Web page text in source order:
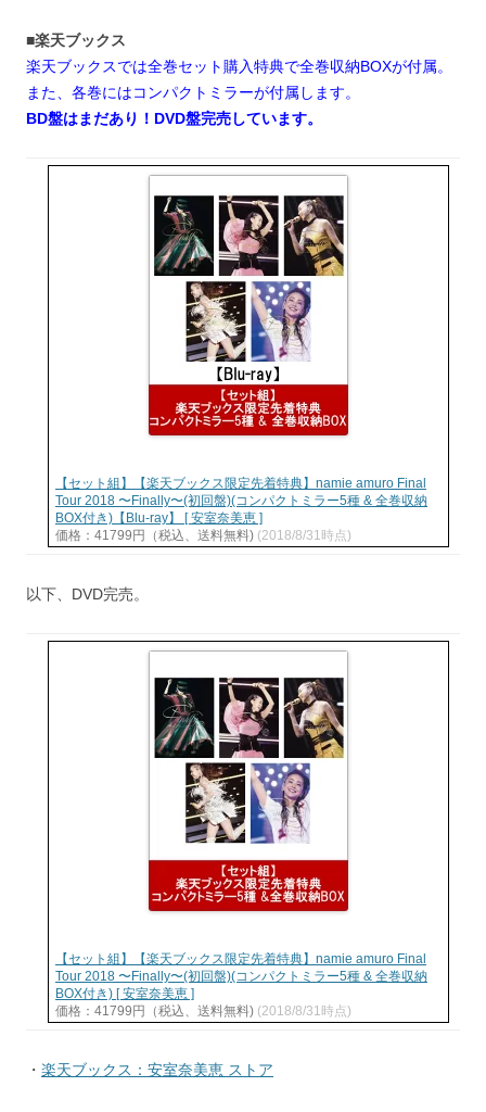
■楽天ブックス
楽天ブックスでは全巻セット購入特典で全巻収納BOXが付属。
また、各巻にはコンパクトミラーが付属します。
BD盤はまだあり！DVD盤完売しています。
【セット組】【楽天ブックス限定先着特典】namie amuro Final
Tour 2018 〜Finally〜(初回盤)(コンパクトミラー5種 & 全巻収納
BOX付き)【Blu-ray】 [ 安室奈美恵 ]
価格：41799円（税込、送料無料) (2018/8/31時点)
以下、DVD完売。
【セット組】【楽天ブックス限定先着特典】namie amuro Final
Tour 2018 〜Finally〜(初回盤)(コンパクトミラー5種 & 全巻収納
BOX付き) [ 安室奈美恵 ]
価格：41799円（税込、送料無料) (2018/8/31時点)
・ 楽天ブックス：安室奈美恵 ストア